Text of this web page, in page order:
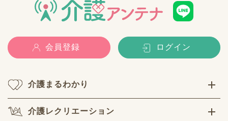
会員登録 ログイン
介護まるわかり
介護レクリエーション